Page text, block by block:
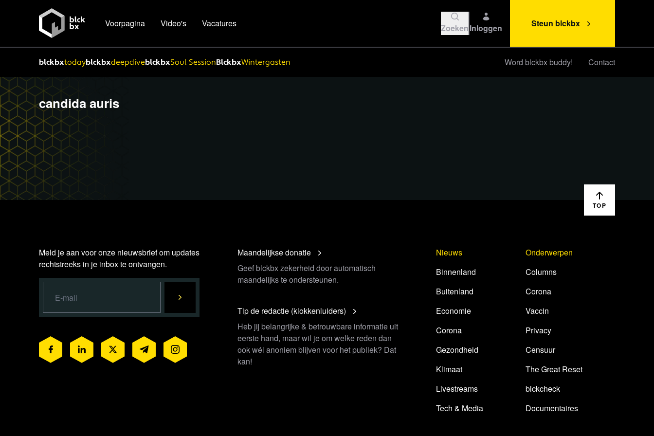
Voorpagina Video's Vacatures ZoekenInloggen Steun blckbx
blckbxtodayblckbxdeepdiveblckbxSoul SessionBlckbxWintergasten Word blckbx buddy! Contact
candida auris
TOP
Meld je aan voor onze nieuwsbrief om updates
rechtstreeks in je inbox te ontvangen.
Maandelijkse donatie
Geef blckbx zekerheid door automatisch
maandelijks te ondersteunen.
Tip de redactie (klokkenluiders)
Heb jij belangrijke & betrouwbare informatie uit
eerste hand, maar wil je om welke reden dan
ook wél anoniem blijven voor het publiek? Dat
kan!
Nieuws
Binnenland
Buitenland
Economie
Corona
Gezondheid
Klimaat
Livestreams
Tech & Media
Onderwerpen
Columns
Corona
Vaccin
Privacy
Censuur
The Great Reset
blckcheck
Documentaires